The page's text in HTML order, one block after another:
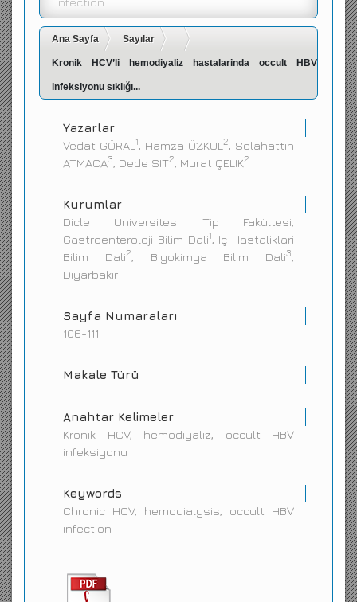
İletişim
Ana Sayfa Sayılar
Kronik HCV’li hemodiyaliz hastalarinda occult HBV
infeksiyonu sıklığı...
Yazarlar
Vedat GÖRAL 1, Hamza ÖZKUL 2, Selahattin
ATMACA3, Dede SIT2, Murat ÇELIK2
Kurumlar
Dicle Üniversitesi Tip Fakültesi,
Gastroenteroloji Bilim Dali1, Iç Hastaliklari
Bilim Dali2, Biyokimya Bilim Dali3,
Diyarbakir
Sayfa Numaraları
106-111
Makale Türü
Anahtar Kelimeler
Kronik HCV, hemodiyaliz, occult HBV
infeksiyonu
Keywords
Chronic HCV, hemodialysis, occult HBV
infection